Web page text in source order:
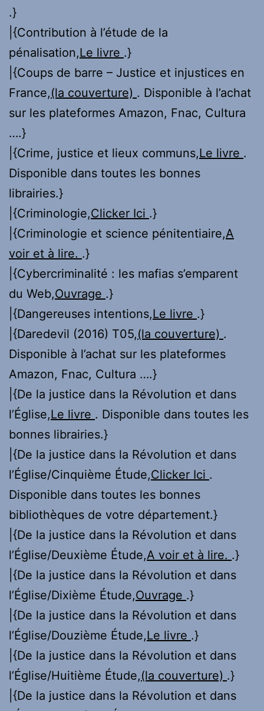
.}
|{Contribution à l’étude de la
pénalisation,Le livre .}
|{Coups de barre – Justice et injustices en
France,(la couverture) . Disponible à l’achat
sur les plateformes Amazon, Fnac, Cultura
….}
|{Crime, justice et lieux communs,Le livre .
Disponible dans toutes les bonnes
librairies.}
|{Criminologie,Clicker Ici .}
|{Criminologie et science pénitentiaire,A
voir et à lire. .}
|{Cybercriminalité : les mafias s’emparent
du Web,Ouvrage .}
|{Dangereuses intentions,Le livre .}
|{Daredevil (2016) T05,(la couverture) .
Disponible à l’achat sur les plateformes
Amazon, Fnac, Cultura ….}
|{De la justice dans la Révolution et dans
l’Église,Le livre . Disponible dans toutes les
bonnes librairies.}
|{De la justice dans la Révolution et dans
l’Église/Cinquième Étude,Clicker Ici .
Disponible dans toutes les bonnes
bibliothèques de votre département.}
|{De la justice dans la Révolution et dans
l’Église/Deuxième Étude,A voir et à lire. .}
|{De la justice dans la Révolution et dans
l’Église/Dixième Étude,Ouvrage .}
|{De la justice dans la Révolution et dans
l’Église/Douzième Étude,Le livre .}
|{De la justice dans la Révolution et dans
l’Église/Huitième Étude,(la couverture) .}
|{De la justice dans la Révolution et dans